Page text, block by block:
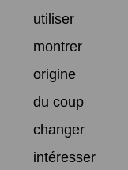
utiliser
montrer
origine
du coup
changer
intéresser